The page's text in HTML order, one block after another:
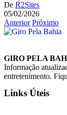
De R2Sites
05/02/2026
Anterior Próximo
GIRO PELA
Informação
entretenimento.
Links Úteis